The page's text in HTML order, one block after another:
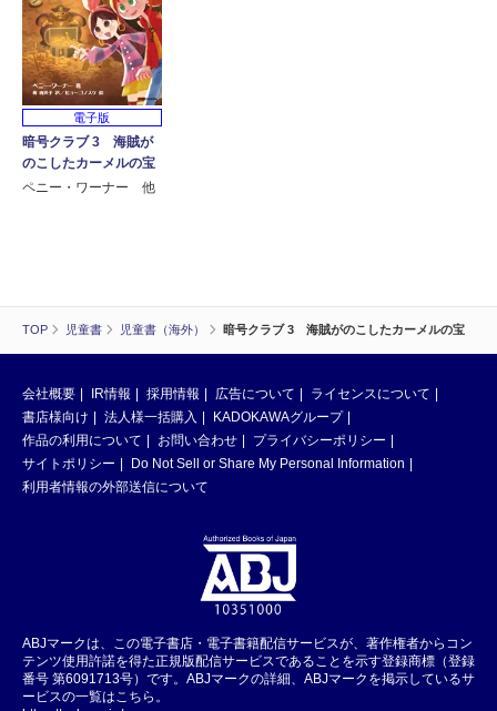
TOP 児童書 児童書（海外） 暗号クラブ 3 海賊がのこしたカーメルの宝
電子版
暗号クラブ 3 海賊が
のこしたカーメルの宝
ペニー・ワーナー 他
会社概要 IR情報 採用情報 広告について
ライセンスについて
書店様向け
法人様一括購入
KADOKAWAグループ
作品の利用について
お問い合わせ
プライバシーポリシー
サイトポリシー
Do Not Sell or Share My Personal Information
利用者情報の外部送信について
ABJマークは、この電子書店・電子書籍配信サービスが、著作権者からコン
テンツ使用許諾を得た正規版配信サービスであることを示す登録商標（登録
番号 第6091713号）です。ABJマークの詳細、ABJマークを掲示しているサ
ービスの一覧はこちら。